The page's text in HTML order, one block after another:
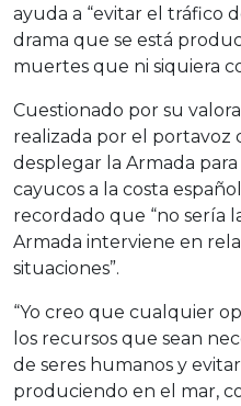
ayuda a “evitar el tráfico
drama que se está
muertes que ni siquiera
Cuestionado por su
realizada por el portavoz
desplegar la Armada
cayucos a la costa
recordado que “no sería
Armada interviene en
situaciones”.
“Yo creo que cualquier
los recursos que sean
de seres humanos y
produciendo en el mar,